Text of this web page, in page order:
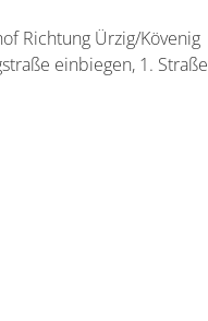
Richtung Ürzig/Kövenig
einbiegen, 1. Straße